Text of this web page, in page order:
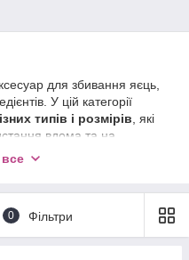
для збивання яєць,
У цій категорії
типів і розмірів , які
вдома та на
. Вони міцні, зручні у
безпечні для
ручка забезпечує
0 Фільтри